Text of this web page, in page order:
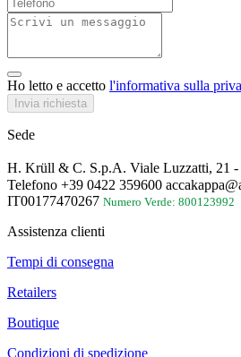
Ho letto e accetto l'informativa sulla
Invia richiesta
Sede
H. Krüll & C. S.p.A. Viale Luzzatti, 21
Telefono +39 0422 359600
IT00177470267 Numero Verde: 800123992
Assistenza clienti
Tempi di consegna
Retailers
Boutique
Condizioni di spedizione